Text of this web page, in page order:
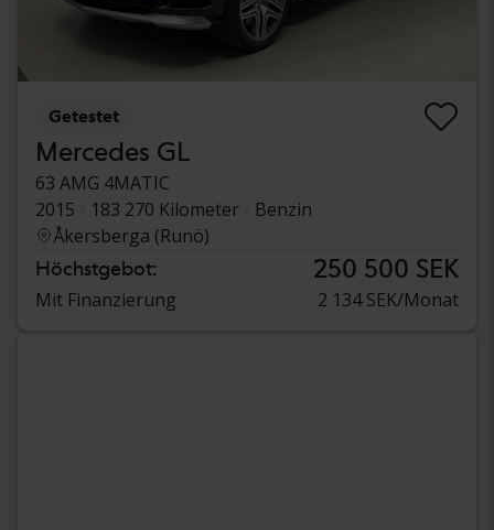
Getestet
Mercedes GL
63 AMG 4MATIC
2015
183 270 Kilometer
Benzin
Åkersberga (Runö)
Höchstgebot: 250 500 SEK
Mit Finanzierung 2 134 SEK/Monat